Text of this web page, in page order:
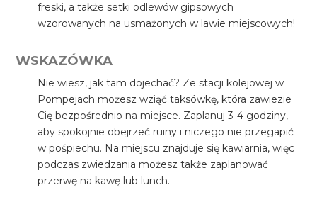
freski, a także setki odlewów gipsowych
wzorowanych na usmażonych w lawie miejscowych!
WSKAZÓWKA
Nie wiesz, jak tam dojechać? Ze stacji kolejowej w
Pompejach możesz wziąć taksówkę, która zawiezie
Cię bezpośrednio na miejsce. Zaplanuj 3-4 godziny,
aby spokojnie obejrzeć ruiny i niczego nie przegapić
w pośpiechu. Na miejscu znajduje się kawiarnia, więc
podczas zwiedzania możesz także zaplanować
przerwę na kawę lub lunch.